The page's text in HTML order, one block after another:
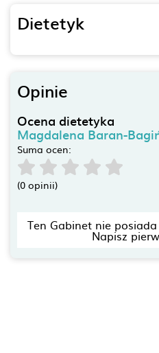
Dietetyk
Opinie
Ocena dietetyka
Magdalena Baran-
Suma ocen:
(0 opinii)
Ten Gabinet nie
Napisz